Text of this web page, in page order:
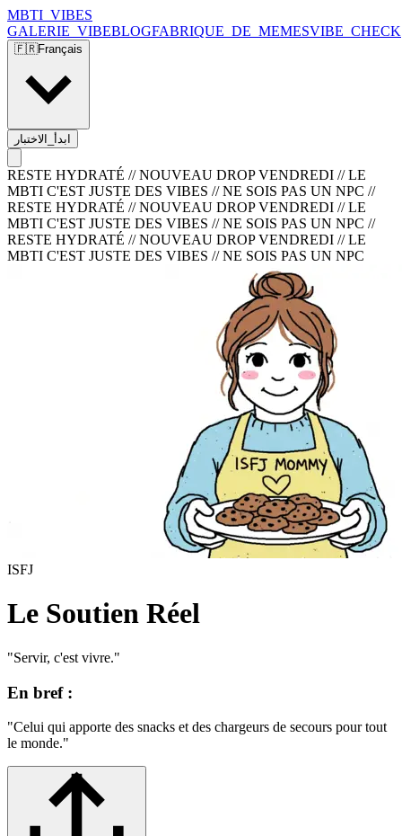
MBTI_VIBES
GALERIE_VIBEBLOGFABRIQUE_DE_MEMESVIBE_CHECK
🇫🇷Français
ابدأ_الاختبار
RESTE HYDRATÉ // NOUVEAU DROP VENDREDI // LE
MBTI C'EST JUSTE DES VIBES // NE SOIS PAS UN NPC //
RESTE HYDRATÉ // NOUVEAU DROP VENDREDI // LE
MBTI C'EST JUSTE DES VIBES // NE SOIS PAS UN NPC //
RESTE HYDRATÉ // NOUVEAU DROP VENDREDI // LE
MBTI C'EST JUSTE DES VIBES // NE SOIS PAS UN NPC
ISFJ
Le Soutien Réel
"Servir, c'est vivre."
En bref :
"Celui qui apporte des snacks et des chargeurs de secours pour tout
le monde."